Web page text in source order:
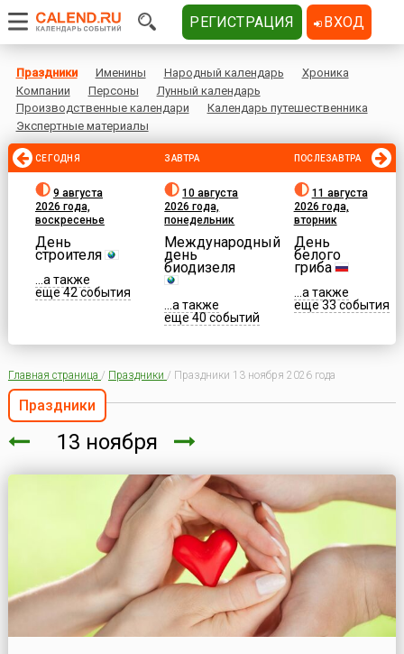
Праздники Именины Народный календарь
Хроника
Компании
Персоны
Лунный календарь
Производственные календари
Календарь путешественника
Экспертные материалы
СЕГОДНЯ
9 августа
2026 года,
воскресенье
День
строителя
...а также
еще 42 события
ЗАВТРА
10 августа
2026 года,
понедельник
Международный
день
биодизеля
...а также
еще 40 событий
ПОСЛЕЗАВТРА
11 августа
2026 года,
вторник
День
белого
гриба
...а также
еще 33 события
Главная страница / Праздники / Праздники 13 ноября 2026 года
Праздники
13 ноября
РЕГИСТРАЦИЯ ВХОД